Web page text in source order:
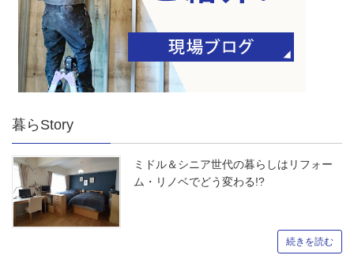
暮らStory
ミドル＆シニア世代の暮らしはリフォー
ム・リノベでどう変わる!?
続きを読む